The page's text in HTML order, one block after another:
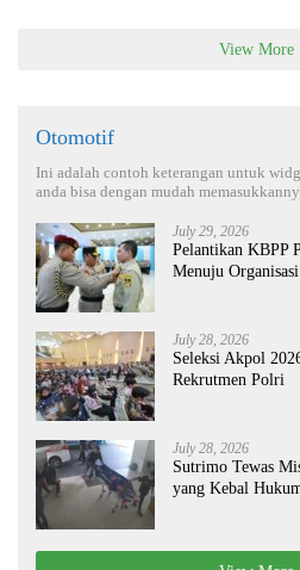
View More
Otomotif
Ini adalah contoh keterangan untuk
anda bisa dengan mudah
July 29, 2026
Pelantikan KBPP
Menuju
July 28, 2026
Seleksi Akpol
Rekrutmen Polri
July 28, 2026
Sutrimo Tewas
yang Kebal